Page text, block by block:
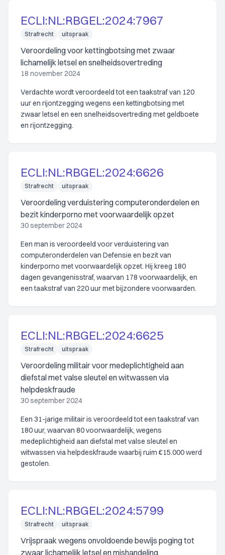
ECLI:NL:RBGEL:2024:7967
Strafrecht uitspraak
Veroordeling voor kettingbotsing met zwaar
lichamelijk letsel en snelheidsovertreding
18 november 2024
Verdachte wordt veroordeeld tot een taakstraf van 120
uur en rijontzegging wegens een kettingbotsing met
zwaar letsel en een snelheidsovertreding met geldboete
en rijontzegging.
ECLI:NL:RBGEL:2024:6626
Strafrecht uitspraak
Veroordeling verduistering computeronderdelen en
bezit kinderporno met voorwaardelijk opzet
30 september 2024
Een man is veroordeeld voor verduistering van
computeronderdelen van Defensie en bezit van
kinderporno met voorwaardelijk opzet. Hij kreeg 180
dagen gevangenisstraf, waarvan 178 voorwaardelijk, en
een taakstraf van 220 uur met bijzondere voorwaarden.
ECLI:NL:RBGEL:2024:6625
Strafrecht uitspraak
Veroordeling militair voor medeplichtigheid aan
diefstal met valse sleutel en witwassen via
helpdeskfraude
30 september 2024
Een 31-jarige militair is veroordeeld tot een taakstraf van
180 uur, waarvan 80 voorwaardelijk, wegens
medeplichtigheid aan diefstal met valse sleutel en
witwassen via helpdeskfraude waarbij ruim €15.000 werd
gestolen.
ECLI:NL:RBGEL:2024:5799
Strafrecht uitspraak
Vrijspraak wegens onvoldoende bewijs poging tot
zwaar lichamelijk letsel en mishandeling